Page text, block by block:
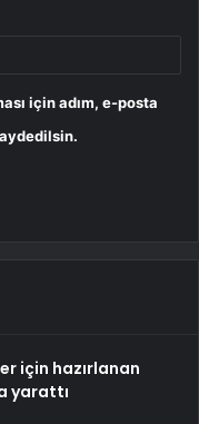
için adım, e-posta
için hazırlanan
yarattı